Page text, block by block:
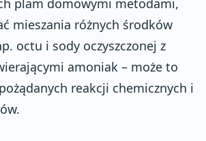
plam domowymi metodami,
mieszania różnych środków
octu i sody oczyszczonej z
amoniak – może to
reakcji chemicznych i